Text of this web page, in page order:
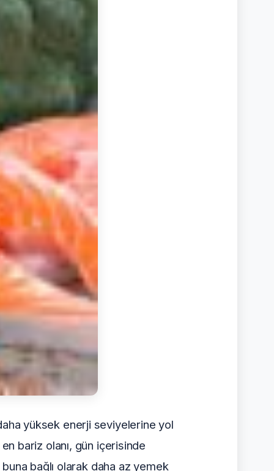
yüksek enerji seviyelerine yol
bariz olanı, gün içerisinde
bağlı olarak daha az yemek